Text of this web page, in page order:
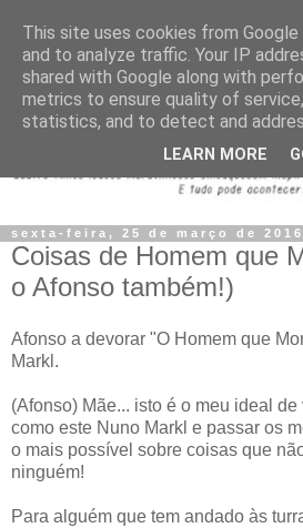
sexta-feira, 25 de março de 2016
Coisas de Homem que
o Afonso também!)
Afonso a devorar "O Homem que
Markl.
(Afonso) Mãe... isto é o meu ideal
como este Nuno Markl e passar os
o mais possível sobre coisas que
ninguém!
Para alguém que tem andado às
This site uses cookies from
and to analyze traffic. Your IP
shared with Google along with
metrics to ensure quality of
statistics, and to detect and
LEARN MORE